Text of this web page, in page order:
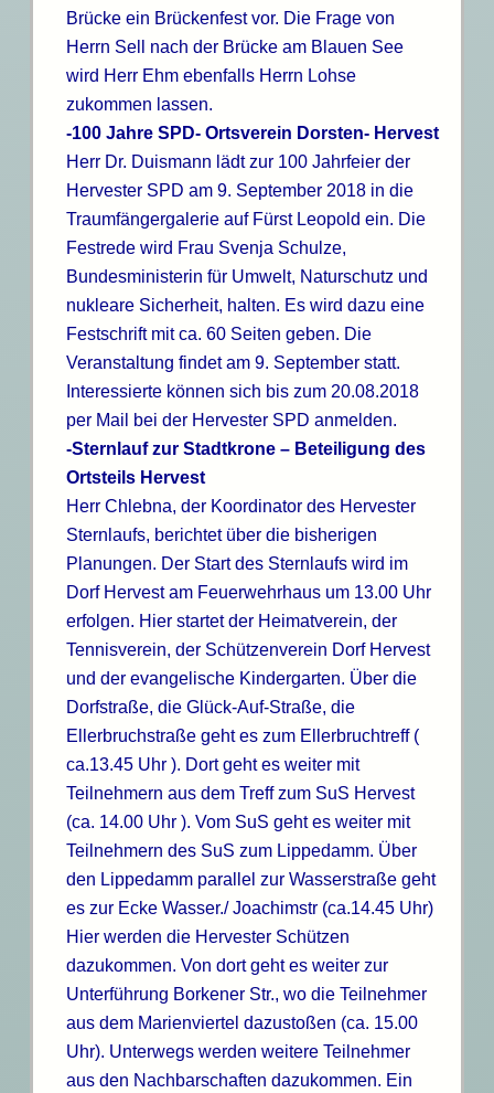
Brücke ein Brückenfest vor. Die Frage von
Herrn Sell nach der Brücke am Blauen See
wird Herr Ehm ebenfalls Herrn Lohse
zukommen lassen.
-100 Jahre SPD- Ortsverein Dorsten- Hervest
Herr Dr. Duismann lädt zur 100 Jahrfeier der
Hervester SPD am 9. September 2018 in die
Traumfängergalerie auf Fürst Leopold ein. Die
Festrede wird Frau Svenja Schulze,
Bundesministerin für Umwelt, Naturschutz und
nukleare Sicherheit, halten. Es wird dazu eine
Festschrift mit ca. 60 Seiten geben. Die
Veranstaltung findet am 9. September statt.
Interessierte können sich bis zum 20.08.2018
per Mail bei der Hervester SPD anmelden.
-Sternlauf zur Stadtkrone – Beteiligung des
Ortsteils Hervest
Herr Chlebna, der Koordinator des Hervester
Sternlaufs, berichtet über die bisherigen
Planungen. Der Start des Sternlaufs wird im
Dorf Hervest am Feuerwehrhaus um 13.00 Uhr
erfolgen. Hier startet der Heimatverein, der
Tennisverein, der Schützenverein Dorf Hervest
und der evangelische Kindergarten. Über die
Dorfstraße, die Glück-Auf-Straße, die
Ellerbruchstraße geht es zum Ellerbruchtreff (
ca.13.45 Uhr ). Dort geht es weiter mit
Teilnehmern aus dem Treff zum SuS Hervest
(ca. 14.00 Uhr ). Vom SuS geht es weiter mit
Teilnehmern des SuS zum Lippedamm. Über
den Lippedamm parallel zur Wasserstraße geht
es zur Ecke Wasser./ Joachimstr (ca.14.45 Uhr)
Hier werden die Hervester Schützen
dazukommen. Von dort geht es weiter zur
Unterführung Borkener Str., wo die Teilnehmer
aus dem Marienviertel dazustoßen (ca. 15.00
Uhr). Unterwegs werden weitere Teilnehmer
aus den Nachbarschaften dazukommen. Ein